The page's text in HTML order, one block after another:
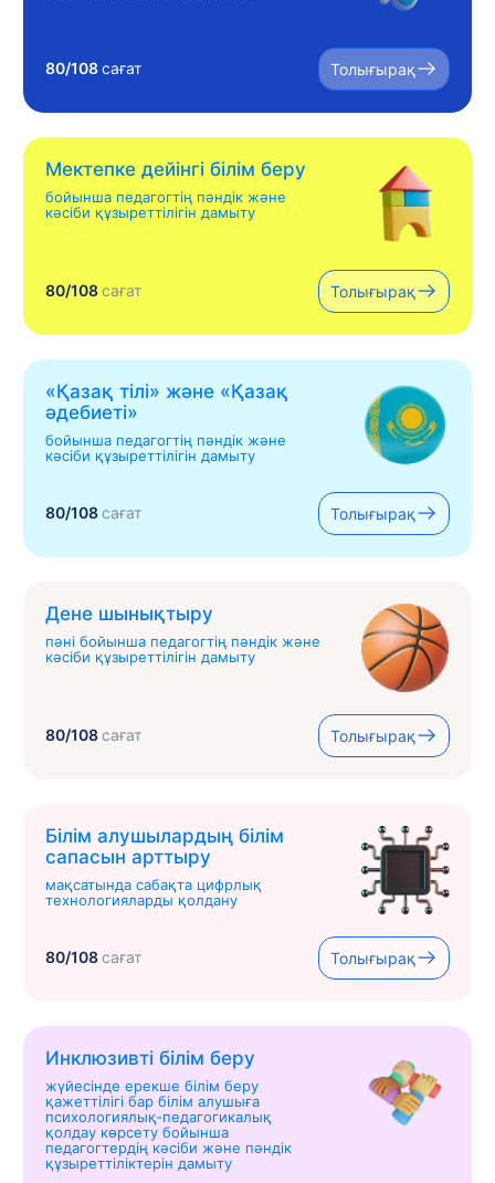
80/108сағат Толығырақ
Мектепке дейінгі білім беру
бойынша педагогтің пәндік және
кәсіби құзыреттілігін дамыту
80/108сағат Толығырақ
«Қазақ тілі» жəне «Қазақ
əдебиеті»
бойынша педагогтің пәндік және
кәсіби құзыреттілігін дамыту
80/108сағат Толығырақ
Дене шынықтыру
пәні бойынша педагогтің пәндік және
кәсіби құзыреттілігін дамыту
80/108сағат Толығырақ
Білім алушылардың білім
сапасын арттыру
мақсатында сабақта цифрлық
технологияларды қолдану
80/108сағат Толығырақ
Инклюзивті білім беру
жүйесінде ерекше білім беру
қажеттілігі бар білім алушыға
психологиялық-педагогикалық
қолдау көрсету бойынша
педагогтердің кәсіби және пәндік
құзыреттіліктерін дамыту